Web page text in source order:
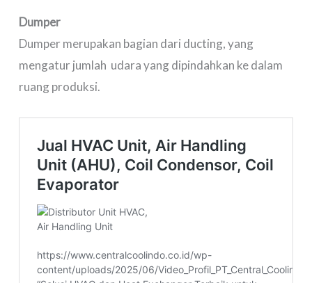
Dumper
Dumper merupakan bagian dari ducting, yang
mengatur jumlah udara yang dipindahkan ke dalam
ruang produksi.